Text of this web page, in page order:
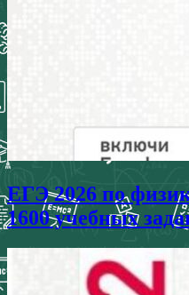
ЕГЭ 2026 по
1600 учебных